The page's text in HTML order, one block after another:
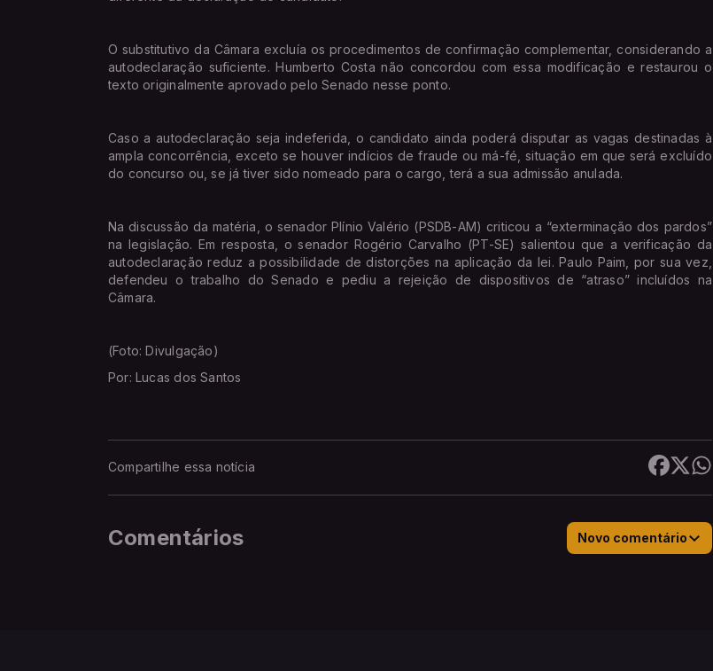
O substitutivo da Câmara excluía os procedimentos de confirmação complementar, considerando a
autodeclaração suficiente. Humberto Costa não concordou com essa modificação e restaurou o
texto originalmente aprovado pelo Senado nesse ponto.
Caso a autodeclaração seja indeferida, o candidato ainda poderá disputar as vagas destinadas à
ampla concorrência, exceto se houver indícios de fraude ou má-fé, situação em que será excluído
do concurso ou, se já tiver sido nomeado para o cargo, terá a sua admissão anulada.
Na discussão da matéria, o senador Plínio Valério (PSDB-AM) criticou a “exterminação dos pardos”
na legislação. Em resposta, o senador Rogério Carvalho (PT-SE) salientou que a verificação da
autodeclaração reduz a possibilidade de distorções na aplicação da lei. Paulo Paim, por sua vez,
defendeu o trabalho do Senado e pediu a rejeição de dispositivos de “atraso” incluídos na
Câmara.
(Foto: Divulgação)
Por: Lucas dos Santos
Compartilhe essa notícia
Comentários Novo comentário